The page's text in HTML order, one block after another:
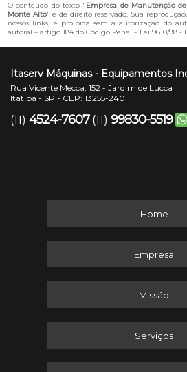
O conteúdo do texto "Empresa de Manutenção
Monte Alto" é de direito reservado. Sua
nossos links, é proibida sem a autorização do
autoral – artigo 184 do Código Penal – Lei 9610/98 -
Itaserv Máquinas - Equipamentos
Rua Vicente Mecca, 152 - Jardim de Lucca
Itatiba - SP - CEP: 13255-240
(11) 4524-7607 (11) 99830-5519
Home
Empresa
Missão
Serviços